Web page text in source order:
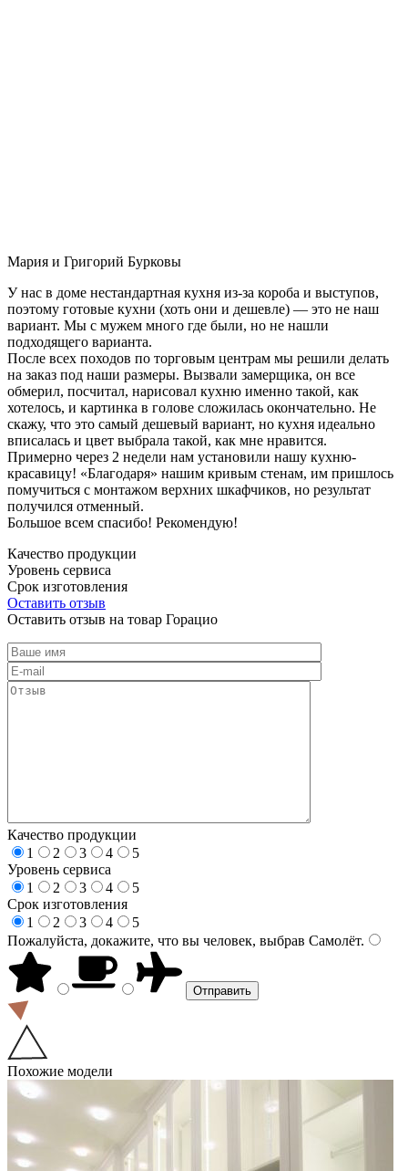
Мария и Григорий Бурковы
У нас в доме нестандартная кухня из-за короба и выступов,
поэтому готовые кухни (хоть они и дешевле) — это не наш
вариант. Мы с мужем много где были, но не нашли
подходящего варианта.
После всех походов по торговым центрам мы решили делать
на заказ под наши размеры. Вызвали замерщика, он все
обмерил, посчитал, нарисовал кухню именно такой, как
хотелось, и картинка в голове сложилась окончательно. Не
скажу, что это самый дешевый вариант, но кухня идеально
вписалась и цвет выбрала такой, как мне нравится.
Примерно через 2 недели нам установили нашу кухню-
красавицу! «Благодаря» нашим кривым стенам, им пришлось
помучиться с монтажом верхних шкафчиков, но результат
получился отменный.
Большое всем спасибо! Рекомендую!
Качество продукции
Уровень сервиса
Срок изготовления
Оставить отзыв
Оставить отзыв на товар Горацио
Качество продукции
1
2 3 4
5
Уровень сервиса
1
2 3 4
5
Срок изготовления
1
2 3 4
5
Пожалуйста, докажите, что вы человек, выбрав Самолёт.
Похожие модели